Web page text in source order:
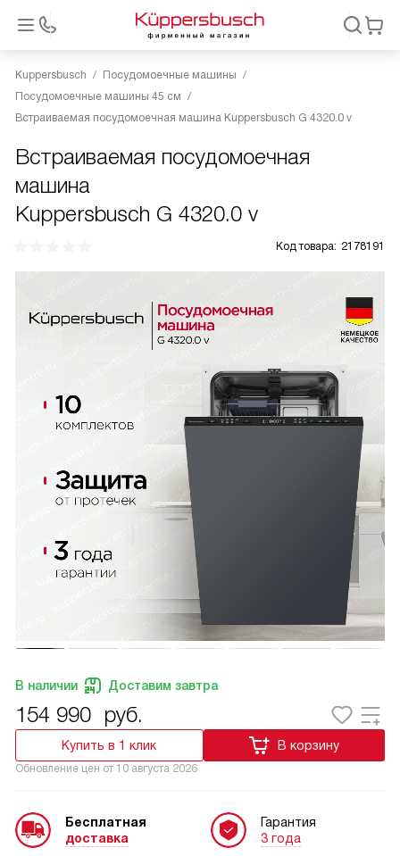
Kuppersbusch
Посудомоечные машины
Посудомоечные машины 45 см
Встраиваемая посудомоечная машина Kuppersbusch G 4320.0 v
Встраиваемая посудомоечная
машина
Kuppersbusch G 4320.0 v
Код товара: 2178191
В наличии Доставим завтра
154 990 руб.
Купить в 1 клик В корзину
Обновление цен от 10 августа 2026
Бесплатная
доставка
Гарантия
3 года